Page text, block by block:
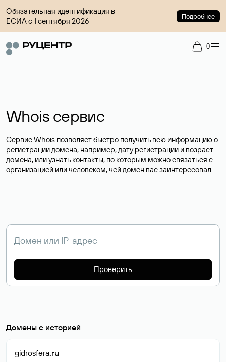
Обязательная идентификация в
ЕСИА с 1 сентября 2026
Подробнее
0
Whois сервис
Сервис Whois позволяет быстро получить всю информацию о
регистрации домена, например, дату регистрации и возраст
домена, или узнать контакты, по которым можно связаться с
организацией или человеком, чей домен вас заинтересовал.
Проверить
Домены с историей
gidrosfera.ru